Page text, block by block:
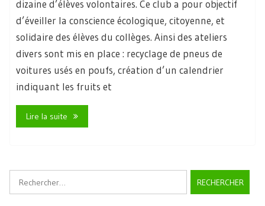
dizaine d’élèves volontaires. Ce club a pour objectif
d’éveiller la conscience écologique, citoyenne, et
solidaire des élèves du collèges. Ainsi des ateliers
divers sont mis en place : recyclage de pneus de
voitures usés en poufs, création d’un calendrier
indiquant les fruits et
Lire la suite